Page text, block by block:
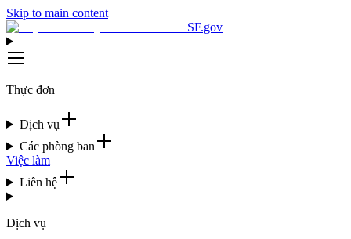
Skip to main content
SF.gov
Thực đơn
Dịch vụ
Các phòng ban
Việc làm
Liên hệ
Dịch vụ